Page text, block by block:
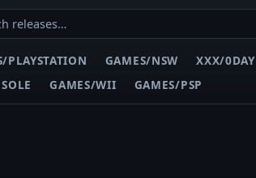
PLAYSTATION GAMES/NSW
XXX/0DAY
GAMES/WII GAMES/PSP